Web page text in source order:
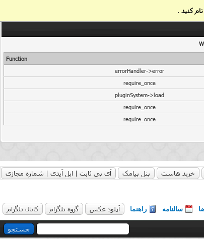
کنید .
Function
errorHandler->error
require_once
pluginSystem->load
require_once
require_once
خرید هاست پنل پیامک آی پی ثابت | اپل آیدی | شماره مجازی
سالنامه راهنما آپلود عکس گروه تلگرام کانال تلگرام